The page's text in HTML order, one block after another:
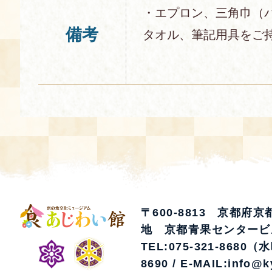
備考
・エプロン、三角巾（
タオル、筆記用具をご
〒600-8813 京都府京
地 京都青果センタービ
TEL:075-321-8680（
8690 / E-